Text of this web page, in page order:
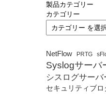
製品カテゴリー
カテゴリー
NetFlow PRTG
Syslogサーバ
シスログサーバ
セキュリティブロ